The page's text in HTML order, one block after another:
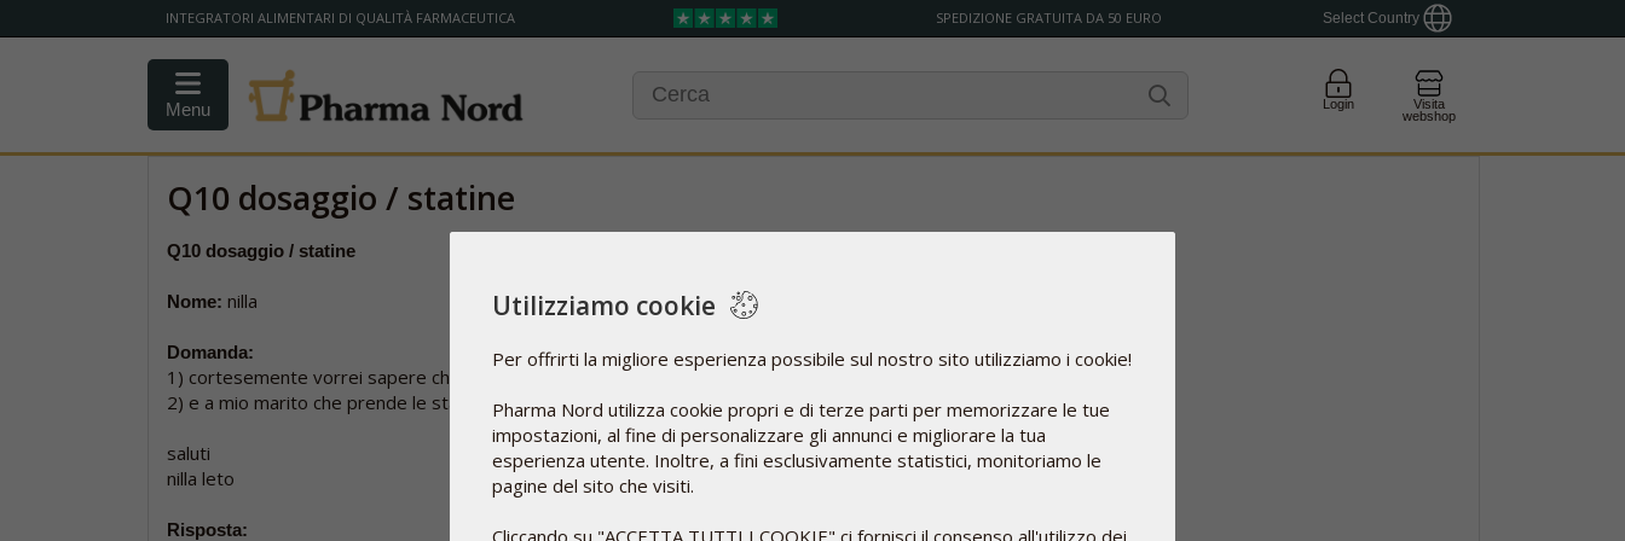
INTEGRATORI ALIMENTARI DI QUALITÀ FARMACEUTICA SPEDIZIONE GRATUITA DA 50 EURO Select Country
Menu Login
Visita
webshop
Q10 dosaggio / statine
Q10 dosaggio / statine
Nome: nilla
Domanda:
1) cortesemente vorrei sapere che dosaggio di q10 somministrare a mio padre di anni 88 cardiopatico ?
2) e a mio marito che prende le statine. vedo che fate due prodotti una da 20mg e uno da 100 ?
saluti
nilla leto
Risposta:
Utilizziamo cookie
Per offrirti la migliore esperienza possibile sul nostro sito utilizziamo i cookie!
Pharma Nord utilizza cookie propri e di terze parti per memorizzare le tue
impostazioni, al fine di personalizzare gli annunci e migliorare la tua
esperienza utente. Inoltre, a fini esclusivamente statistici, monitoriamo le
pagine del sito che visiti.
Cliccando su "ACCETTA TUTTI I COOKIE" ci fornisci il consenso all'utilizzo dei